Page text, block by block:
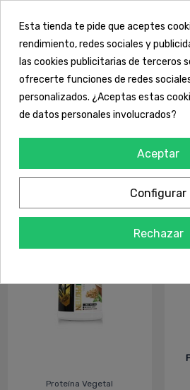
BCAA'S INSTANT 2:1:1
(VEGAN) - IO.GENIX
28,90 €
Proteína Vegetal
Esta tienda te pide que aceptes
rendimiento, redes sociales y
las cookies publicitarias de terceros
ofrecerte funciones de redes
personalizados. ¿Aceptas estas
de datos personales involucrados?
Aceptar
Configurar
Rechazar